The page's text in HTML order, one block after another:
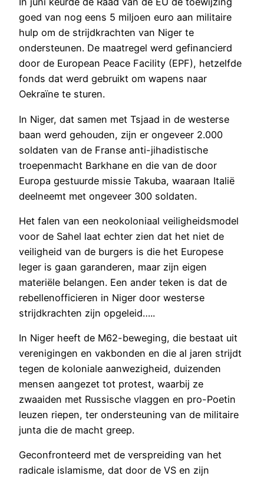
goed van nog eens 5 miljoen euro aan militaire
hulp om de strijdkrachten van Niger te
ondersteunen. De maatregel werd gefinancierd
door de European Peace Facility (EPF), hetzelfde
fonds dat werd gebruikt om wapens naar
Oekraïne te sturen.
In Niger, dat samen met Tsjaad in de westerse
baan werd gehouden, zijn er ongeveer 2.000
soldaten van de Franse anti-jihadistische
troepenmacht Barkhane en die van de door
Europa gestuurde missie Takuba, waaraan Italië
deelneemt met ongeveer 300 soldaten.
Het falen van een neokoloniaal veiligheidsmodel
voor de Sahel laat echter zien dat het niet de
veiligheid van de burgers is die het Europese
leger is gaan garanderen, maar zijn eigen
materiële belangen. Een ander teken is dat de
rebellenofficieren in Niger door westerse
strijdkrachten zijn opgeleid…..
In Niger heeft de M62-beweging, die bestaat uit
verenigingen en vakbonden en die al jaren strijdt
tegen de koloniale aanwezigheid, duizenden
mensen aangezet tot protest, waarbij ze
zwaaiden met Russische vlaggen en pro-Poetin
leuzen riepen, ter ondersteuning van de militaire
junta die de macht greep.
Geconfronteerd met de verspreiding van het
radicale islamisme, dat door de VS en zijn